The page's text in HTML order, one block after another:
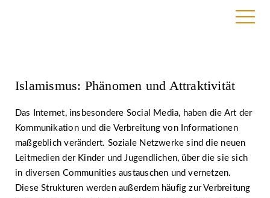
Islamismus: Phänomen und Attraktivität
Das Internet, insbesondere Social Media, haben die Art der
Kommunikation und die Verbreitung von Informationen
maßgeblich verändert. Soziale Netzwerke sind die neuen
Leitmedien der Kinder und Jugendlichen, über die sie sich
in diversen Communities austauschen und vernetzen.
Diese Strukturen werden außerdem häufig zur Verbreitung